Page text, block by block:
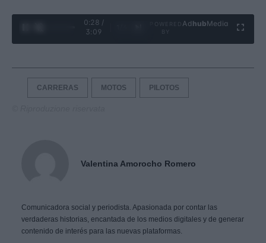
0:29 /
3:09
Ad hubMedia
CARRERAS MOTOS PILOTOS
Valentina Amorocho Romero
Comunicadora social y periodista. Apasionada por contar las
verdaderas historias, encantada de los medios digitales y de generar
contenido de interés para las nuevas plataformas.